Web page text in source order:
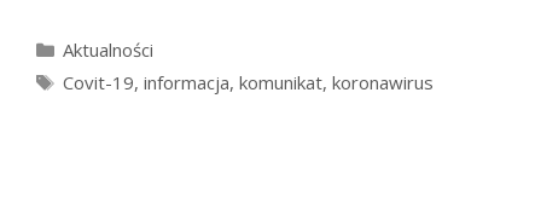
Kategorie
Aktualności
Tagi
Covit-19, informacja, komunikat, koronawirus